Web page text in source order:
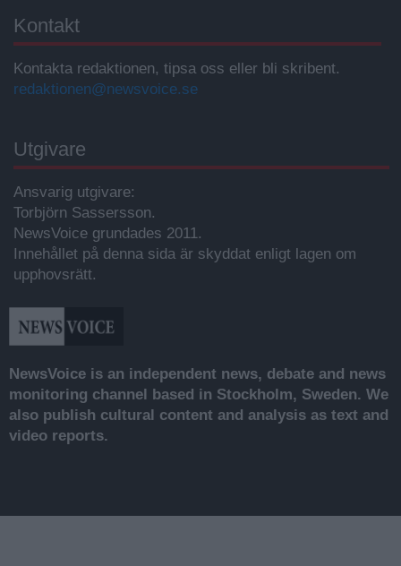
Kontakt
Kontakta redaktionen, tipsa oss eller bli skribent.
redaktionen@newsvoice.se
Utgivare
Ansvarig utgivare:
Torbjörn Sassersson.
NewsVoice grundades 2011.
Innehållet på denna sida är skyddat enligt lagen om
upphovsrätt.
NewsVoice is an independent news, debate and news
monitoring channel based in Stockholm, Sweden. We
also publish cultural content and analysis as text and
video reports.